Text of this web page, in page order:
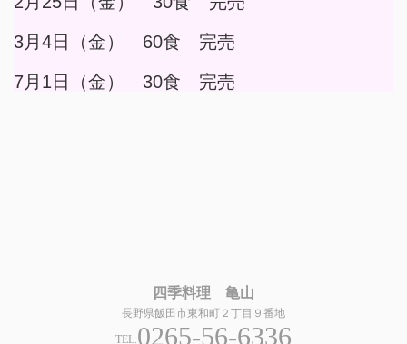
3月4日（金） 60食 完売
7月1日（金） 30食 完売
四季料理 亀山
長野県飯田市東和町２丁目９番地
TEL.0265-56-6336